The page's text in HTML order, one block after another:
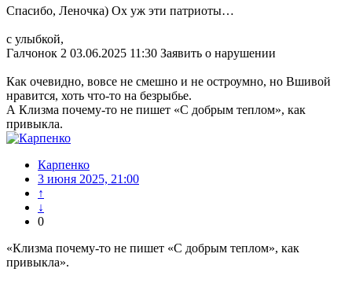
Спасибо, Леночка) Ох уж эти патриоты…
с улыбкой,
Галчонок 2 03.06.2025 11:30 Заявить о нарушении
Как очевидно, вовсе не смешно и не остроумно, но Вшивой
нравится, хоть что-то на безрыбье.
А Клизма почему-то не пишет «С добрым теплом», как
привыкла.
Карпенко
3 июня 2025, 21:00
↑
↓
0
«Клизма почему-то не пишет «С добрым теплом», как
привыкла».